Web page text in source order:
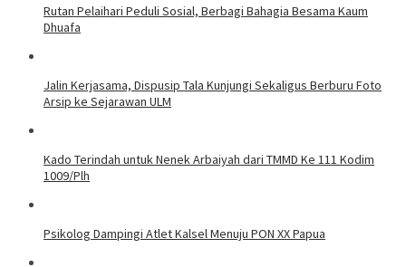
Rutan Pelaihari Peduli Sosial, Berbagi Bahagia Besama Kaum
Dhuafa
Jalin Kerjasama, Dispusip Tala Kunjungi Sekaligus Berburu Foto
Arsip ke Sejarawan ULM
Kado Terindah untuk Nenek Arbaiyah dari TMMD Ke 111 Kodim
1009/Plh
Psikolog Dampingi Atlet Kalsel Menuju PON XX Papua